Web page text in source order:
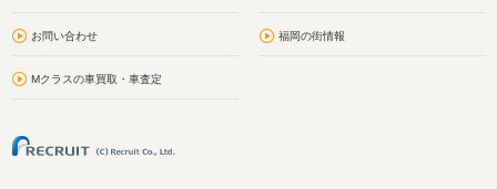
お問い合わせ 福岡の街情報
Mクラスの車買取・車査定